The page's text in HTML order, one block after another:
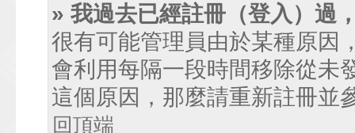
» 我過去已經註冊（登入）過
很有可能管理員由於某種原因
會利用每隔一段時間移除從未
這個原因，那麼請重新註冊並
回頂端